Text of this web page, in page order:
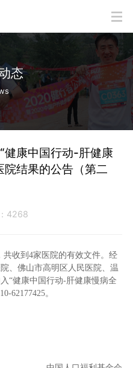
态
健康中国行动-肝健康
院结果的公告（第二
4268
共收到4家医院的有效文件。经
、佛山市高明区人民医院、温
“健康中国行动-肝健康慢病全
62177425。